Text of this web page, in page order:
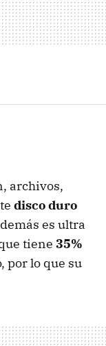
archivos,
disco duro
es ultra
tiene 35%
por lo que su